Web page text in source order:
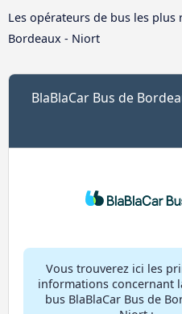
Les opérateurs de bus les
Bordeaux - Niort
BlaBlaCar Bus de
Vous trouverez ici les
informations concernant
bus BlaBlaCar Bus de